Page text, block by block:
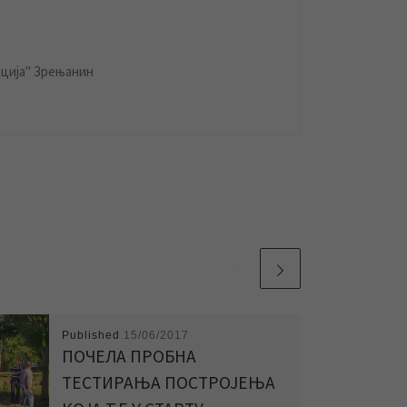
Зрењанин
Published 15/06/2017
ПОЧЕЛА ПРОБНА
ТЕСТИРАЊА ПОСТРОЈЕЊА